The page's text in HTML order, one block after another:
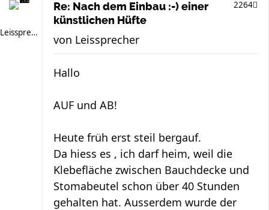
Leissprecher
Re: Nach dem Einbau :-) einer
künstlichen Hüfte
2264
von Leissprecher
Hallo
AUF und AB!
Heute früh erst steil bergauf.
Da hiess es , ich darf heim, weil die
Klebefläche zwischen Bauchdecke und
Stomabeutel schon über 40 Stunden
gehalten hat. Ausserdem wurde der